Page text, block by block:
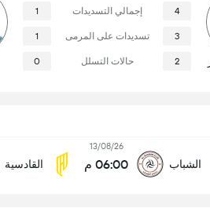
الشباب
13/08/26
06:00 م القادسية
4 إجمالي التسديدات 1
3 تسديدات على المرمى 1
2 حالات التسلل 0